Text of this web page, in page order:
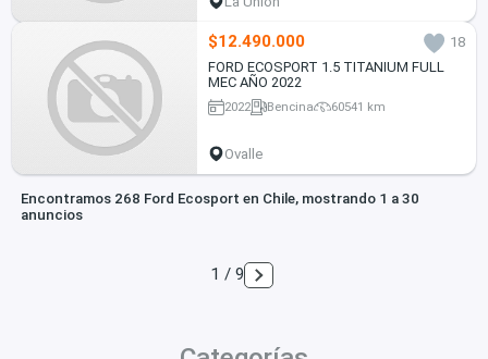
$12.490.000
18
FORD ECOSPORT 1.5 TITANIUM FULL
MEC AÑO 2022
2022 Bencina 60541 km
Ovalle
Encontramos 268 Ford Ecosport en Chile, mostrando 1 a 30
anuncios
1 / 9